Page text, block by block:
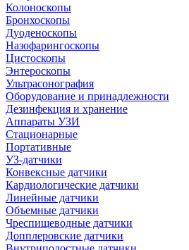
Колоноскопы
Бронхоскопы
Дуоденоскопы
Назофарингоскопы
Цистоскопы
Энтероскопы
Ультрасонография
Оборудование и принадлежности
Дезинфекция и хранение
Аппараты УЗИ
Стационарные
Портативные
УЗ-датчики
Конвексные датчики
Кардиологические датчики
Линейные датчики
Объемные датчики
Чреспищеводные датчики
Допплеровские датчики